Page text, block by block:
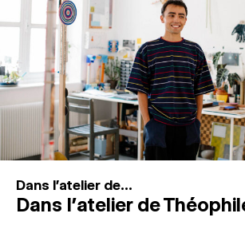
ESPACES DE PRATIQUE
Recherche
Connexion
Dans l'atelier de...
Dans l’atelier de